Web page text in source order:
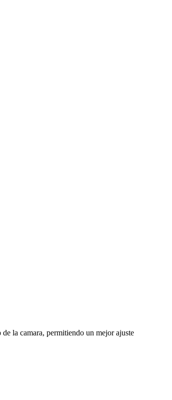
la camara, permitiendo un mejor ajuste